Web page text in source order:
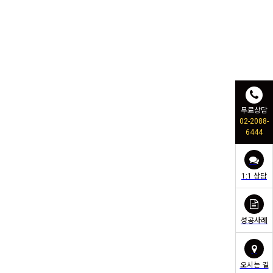
무료상담
02-2088-
6444
1:1 상담
성공사례
오시는 길